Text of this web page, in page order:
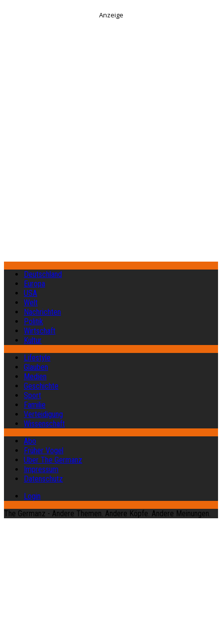
Anzeige
Deutschland
Europa
USA
Welt
Nachrichten
Politik
Wirtschaft
Kultur
Lifestyle
Glauben
Medien
Geschichte
Sport
Familie
Verteidigung
Wissenschaft
Abo
Früher Vogel
Über The Germanz
Impressum
Datenschutz
Login
The Germanz - Andere Themen. Andere Köpfe. Andere Meinungen.